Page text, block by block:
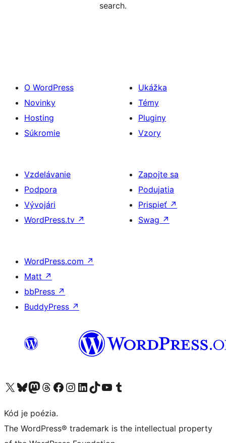
search.
O WordPress
Novinky
Hosting
Súkromie
Ukážka
Témy
Pluginy
Vzory
Vzdelávanie
Podpora
Vývojári
WordPress.tv ↗
Zapojte sa
Podujatia
Prispieť ↗
Swag ↗
WordPress.com ↗
Matt ↗
bbPress ↗
BuddyPress ↗
Navštívte náš účet na X (predtým Twitter)
Navštívte náš účet na platforme Bluesky
Navštívte náš účet na Mastodone
Navštívte náš účet na platforme Threads
Navštívte našu stránku na Facebooku
Navštívte náš účet Instagram
Navštívte náš účet LinkedIn
Navštívte náš účet na platforme TikTok
Navštívte náš kanál YouTube
Navštívte náš účet na platforme Tumblr
Kód je poézia.
The WordPress® trademark is the intellectual property